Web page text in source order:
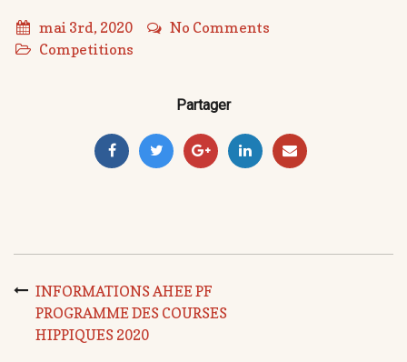
mai 3rd, 2020
No Comments
Competitions
Partager
INFORMATIONS AHEE PF
PROGRAMME DES COURSES
HIPPIQUES 2020